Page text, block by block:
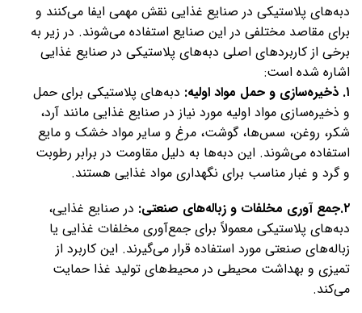
دبه‌های پلاستیکی در صنایع غذایی نقش مهمی ایفا می‌کنند و
برای مقاصد مختلفی در این صنایع استفاده می‌شوند. در زیر به
برخی از کاربردهای اصلی دبه‌های پلاستیکی در صنایع غذایی
اشاره شده است:
۱. ذخیره‌سازی و حمل مواد اولیه:
دبه‌های پلاستیکی برای حمل
و ذخیره‌سازی مواد اولیه مورد نیاز در صنایع غذایی مانند آرد،
شکر، روغن، سس‌ها، گوشت، مرغ و سایر مواد خشک و مایع
استفاده می‌شوند. این دبه‌ها به دلیل مقاومت در برابر رطوبت
و گرد و غبار مناسب برای نگهداری مواد غذایی هستند.
۲.جمع آوری مخلفات و زباله‌های صنعتی:
در صنایع غذایی،
دبه‌های پلاستیکی معمولاً برای جمع‌آوری مخلفات غذایی یا
زباله‌های صنعتی مورد استفاده قرار می‌گیرند. این کاربرد از
تمیزی و بهداشت محیطی در محیط‌های تولید غذا حمایت
می‌کند.